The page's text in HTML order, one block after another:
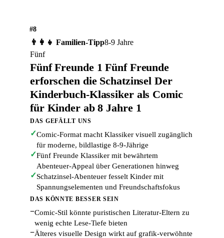
#8
👨‍👩‍👧 Familien-Tipp8-9 Jahre
Fünf
Fünf Freunde 1 Fünf Freunde
erforschen die Schatzinsel Der
Kinderbuch-Klassiker als Comic
für Kinder ab 8 Jahre 1
DAS GEFÄLLT UNS
✓Comic-Format macht Klassiker visuell zugänglich
für moderne, bildlastige 8-9-Jährige
✓Fünf Freunde Klassiker mit bewährtem
Abenteuer-Appeal über Generationen hinweg
✓Schatzinsel-Abenteuer fesselt Kinder mit
Spannungselementen und Freundschaftsfokus
DAS KÖNNTE BESSER SEIN
−Comic-Stil könnte puristischen Literatur-Eltern zu
wenig echte Lese-Tiefe bieten
−Älteres visuelle Design wirkt auf grafik-verwöhnte